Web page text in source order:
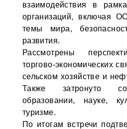
взаимодействия в
организаций, включая
темы мира,
развития.
Рассмотрены
торгово-экономических
сельском хозяйстве и
Также затронуто
образовании, науке,
туризме.
По итогам встречи